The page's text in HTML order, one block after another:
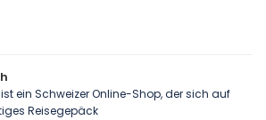
ein Schweizer Online-Shop, der sich auf
Reisegepäck